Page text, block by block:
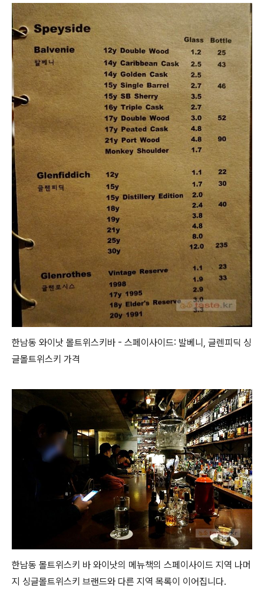
한남동 와이낫 몰트위스키바 - 스페이사이드: 발베니, 글렌피딕 싱
글몰트위스키 가격
한남동 몰트위스키 바 와이낫의 메뉴책의 스페이사이드 지역 나머
지 싱글몰트위스키 브랜드와 다른 지역 목록이 이어집니다.